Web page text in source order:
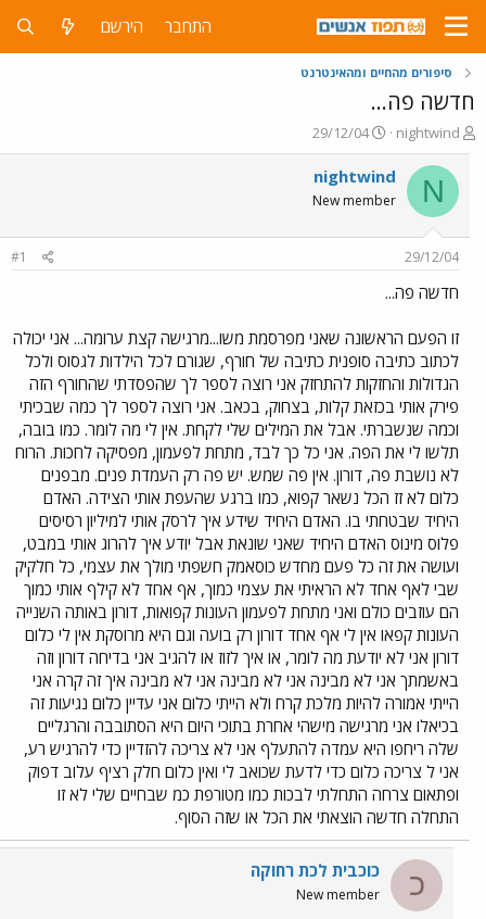
התחבר הירשם
סיפורים מהחיים ומהאינטרנט
חדשה פה...
פ
ו
ת
ח
ה
ש
א
nightwind
פ
ו
ר
ם
29/12/04
N
nightwind
New member
29/12/04
#1
חדשה פה...
זו הפעם הראשונה שאני מפרסמת משו...מרגישה קצת ערומה... אני יכולה
לכתוב כתיבה סופנית כתיבה של חורף, שגורם לכל הילדות לגסוס ולכל
הגדולות והחזקות להתחזק אני רוצה לספר לך שהפסדתי שהחורף הזה
פירק אותי בכזאת קלות, בצחוק, בכאב. אני רוצה לספר לך כמה שבכיתי
וכמה שנשברתי. אבל את המילים שלי לקחת. אין לי מה לומר. כמו בובה,
תלשו לי את הפה. אני כל כך לבד, מתחת לפעמון, מפסיקה לחכות. הרוח
לא נושבת פה, דורון. אין פה שמש. יש פה רק העמדת פנים. מבפנים
כלום לא זז הכל נשאר קפוא, כמו ברגע שהעפת אותי הצידה. האדם
היחיד שבטחתי בו. האדם היחיד שידע איך לרסק אותי למיליון רסיסים
פלוס מינוס האדם היחיד שאני שונאת אבל יודע איך להרוג אותי במבט,
ועושה את זה כל פעם מחדש כוסאמק חשפתי מולך את עצמי, כל חלקיק
שבי לאף אחד לא הראיתי את עצמי כמוך, אף אחד לא קילף אותי כמוך
הם עוזבים כולם ואני מתחת לפעמון העונות קפואות, דורון באותה השנייה
העונות קפאו אין לי אף אחד דורון רק בועה וגם היא מרוסקת אין לי כלום
דורון אני לא יודעת מה לומר, או איך לזוז או להגיב אני בדיחה דורון וזה
באשמתך אני לא מבינה אני לא מבינה אני לא מבינה איך זה קרה אני
הייתי אמורה להיות מלכת קרח ולא הייתי כלום אני עדיין כלום נגיעות זה
בכיאלו אני מרגישה מישהי אחרת בתוכי היום היא הסתובבה והרגליים
שלה ריחפו היא עמדה להתעלף אני לא צריכה להזדיין כדי להרגיש רע,
אני ל צריכה כלום כדי לדעת שכואב לי ואין כלום חלק רציף עלוב דפוק
ופתאום צרחה התחלתי לבכות כמו מטורפת כמ שבחיים שלי לא זו
התחלה חדשה הוצאתי את הכל או שזה הסוף.
כ כוכבית לכת רחוקה
New member